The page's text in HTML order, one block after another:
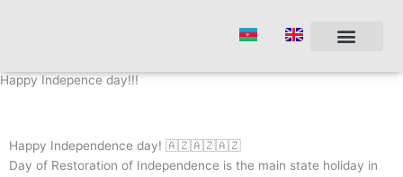
Happy Indepence day!!!
Happy Independence day! 🇦🇿🇦🇿🇦🇿
Day of Restoration of Independence is the main state holiday in